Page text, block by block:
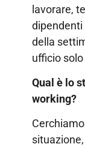
lavorare,
dipendenti
della
ufficio
Qual è lo
working?